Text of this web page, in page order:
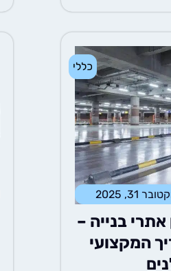
כללי
31, 2025
אתרי בנייה –
המקצועי